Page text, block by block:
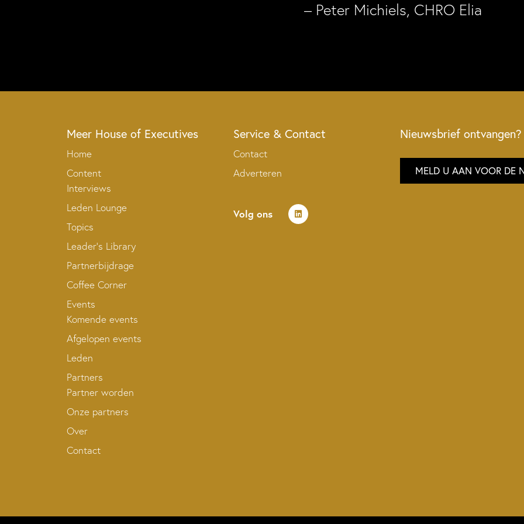
– Peter Michiels, CHRO Elia
Meer House of Executives
Home
Content
Interviews
Leden Lounge
Topics
Leader’s Library
Partnerbijdrage
Coffee Corner
Events
Komende events
Afgelopen events
Leden
Partners
Partner worden
Onze partners
Over
Contact
Service & Contact
Contact
Adverteren
Volg ons
Nieuwsbrief ontvangen?
MELD U AAN VOOR DE